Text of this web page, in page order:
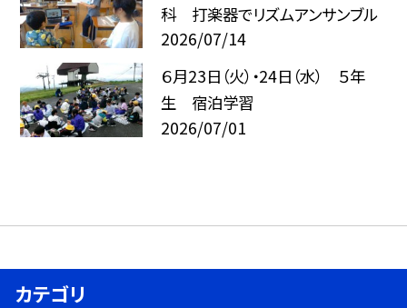
科 打楽器でリズムアンサンブル
2026/07/14
６月23日（火）・24日（水） ５年
生 宿泊学習
2026/07/01
カテゴリ